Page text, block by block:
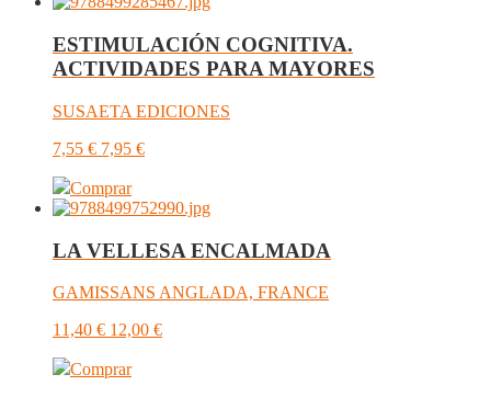
ESTIMULACIÓN COGNITIVA.
ACTIVIDADES PARA MAYORES
SUSAETA EDICIONES
7,55 € 7,95 €
Comprar
LA VELLESA ENCALMADA
GAMISSANS ANGLADA, FRANCE
11,40 € 12,00 €
Comprar